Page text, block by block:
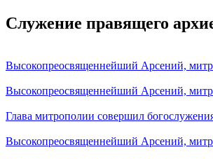
Служение правящего
Высокопреосвященнейший Арсений,
Высокопреосвященнейший Арсений,
Глава митрополии совершил
Высокопреосвященнейший Арсений,